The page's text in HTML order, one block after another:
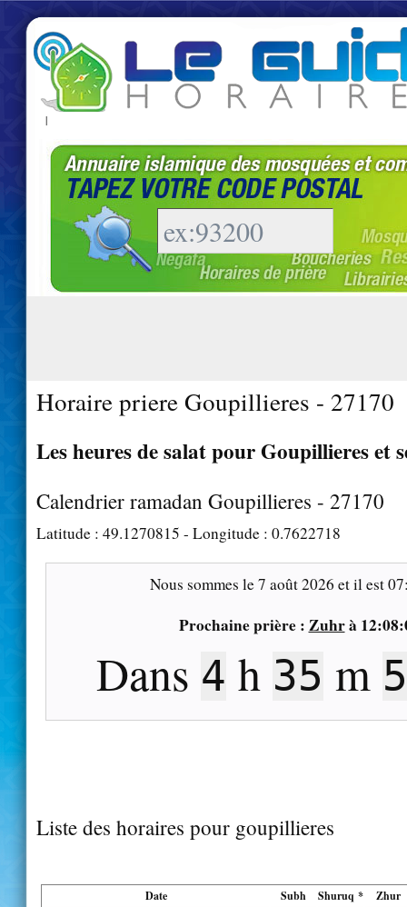
|
Horaire priere Goupillieres - 27170
Les heures de salat pour Goupillieres et
Calendrier ramadan Goupillieres - 27170
Latitude : 49.1270815 - Longitude : 0.7622718
Nous sommes le7 août 2026 et il est
Prochaine prière : Zuhrà
Dans 4 h 35 m
Liste des horaires pour goupillieres
Date Subh Shuruq * Zhur